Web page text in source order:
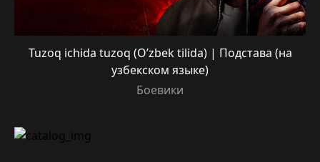
Tuzoq ichida tuzoq (O’zbek tilida) | Подстава (на
узбекском языке)
Боевики